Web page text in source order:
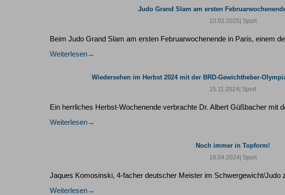
Judo Grand Slam am ersten
10.02.2025 | Sport
Beim Judo Grand Slam am ersten Februarwochenende in Paris, einem
Weiterlesen
Wiedersehen im Herbst 2024 mit der BRD-Gewichtheber-
15.11.2024 | Sport
Ein herrliches Herbst-Wochenende verbrachte Dr. Albert Güßbacher mit
Weiterlesen
Noch immer in Topform!
18.04.2024 | Sport
Jaques Komosinski, 4-facher deutscher Meister im Schwergewicht/Judo
Weiterlesen